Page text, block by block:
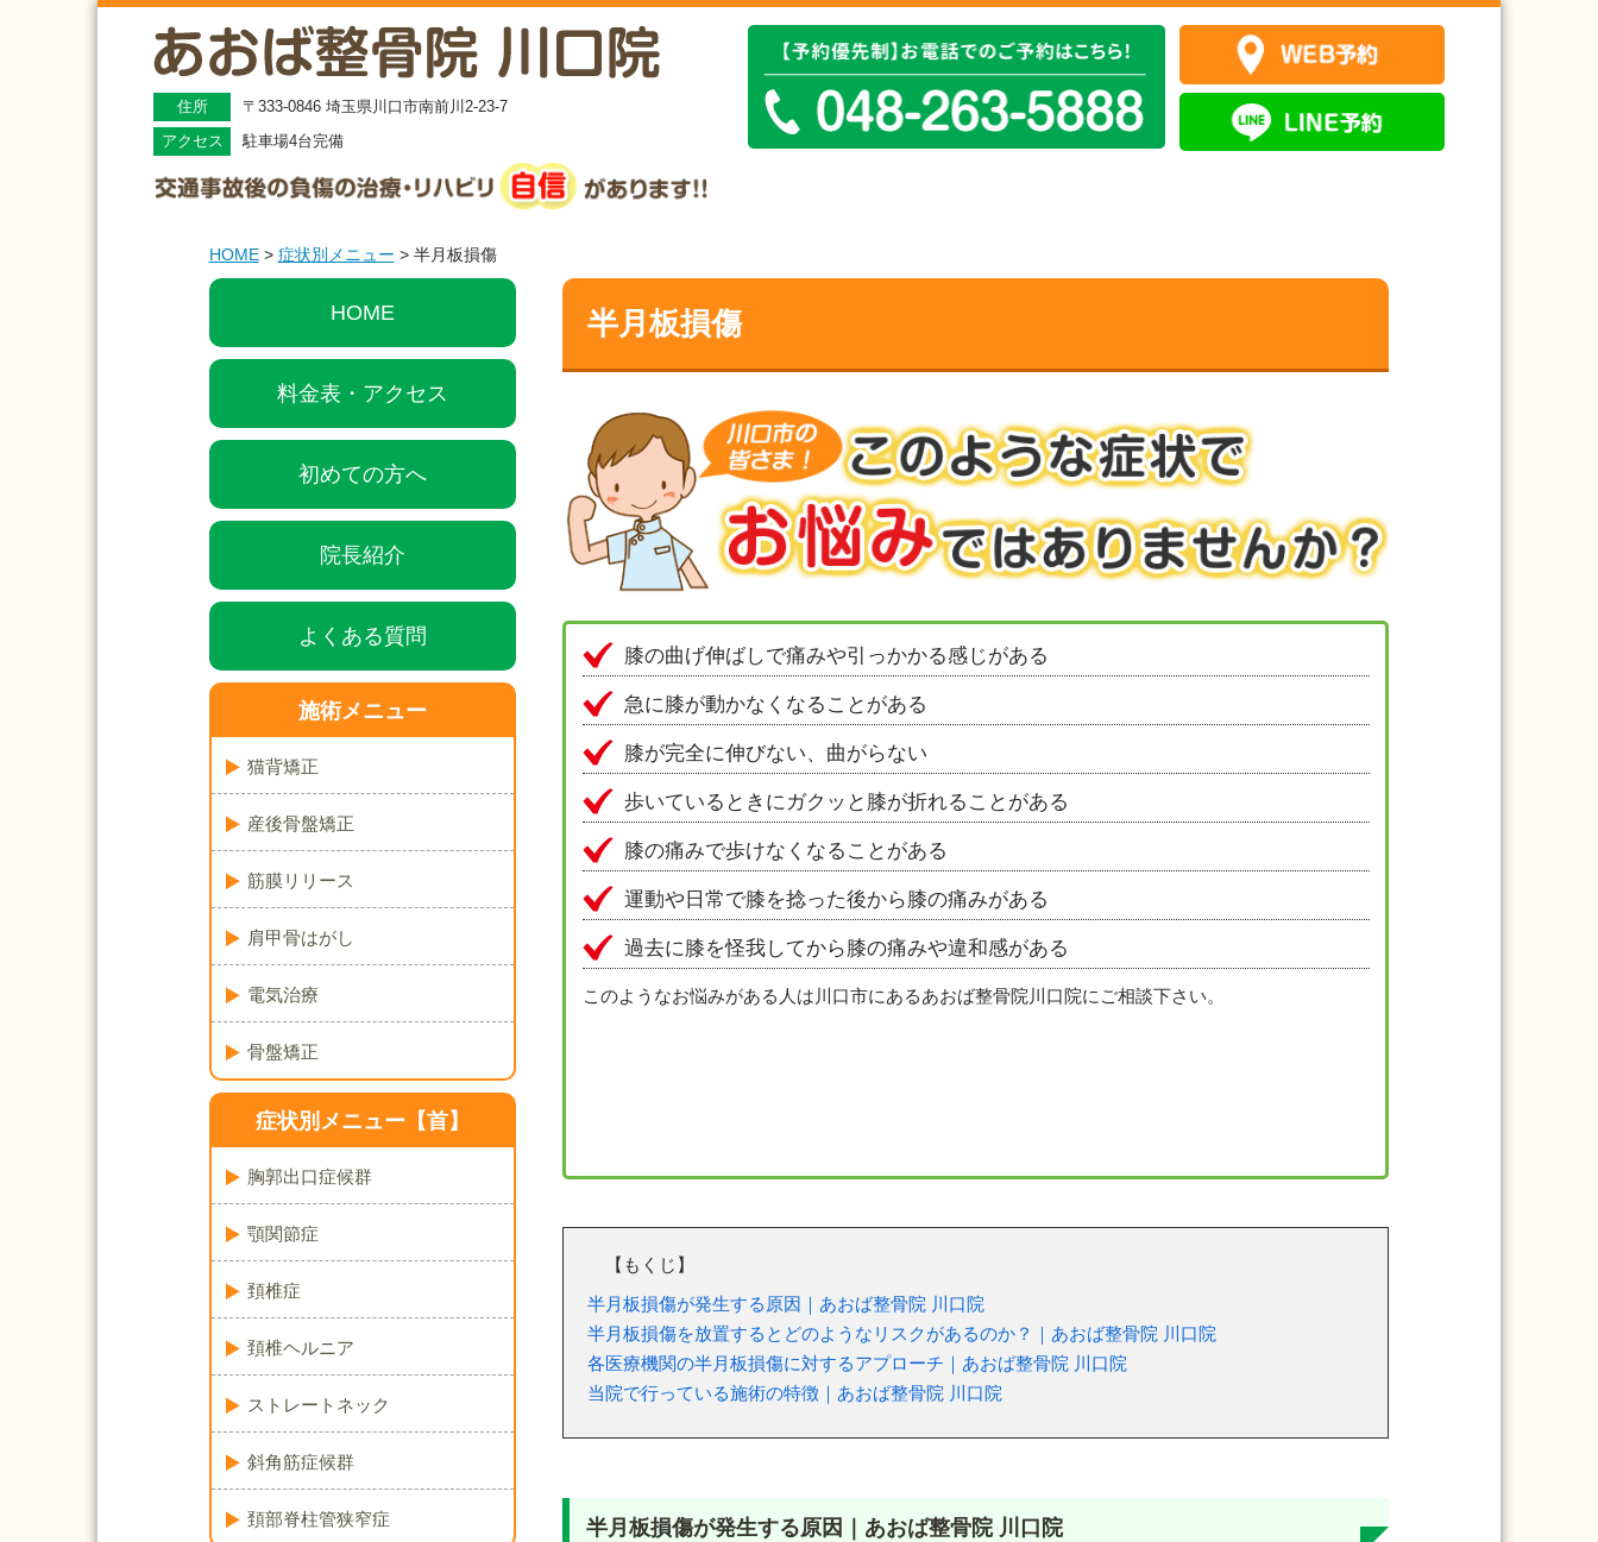
住所
〒333-0846 埼玉県川口市南前川2-23-7
アクセス
駐車場4台完備
HOME> 症状別メニュー > 半月板損傷
半月板損傷
膝の曲げ伸ばしで痛みや引っかかる感じがある
急に膝が動かなくなることがある
膝が完全に伸びない、曲がらない
歩いているときにガクッと膝が折れることがある
膝の痛みで歩けなくなることがある
運動や日常で膝を捻った後から膝の痛みがある
過去に膝を怪我してから膝の痛みや違和感がある
このようなお悩みがある人は川口市にあるあおば整骨院川口院にご相談下さい。
【もくじ】
半月板損傷が発生する原因｜あおば整骨院 川口院
半月板損傷を放置するとどのようなリスクがあるのか？｜あおば整骨院 川口院
各医療機関の半月板損傷に対するアプローチ｜あおば整骨院 川口院
当院で行っている施術の特徴｜あおば整骨院 川口院
半月板損傷が発生する原因｜あおば整骨院 川口院
HOME
料金表・アクセス
初めての方へ
院長紹介
よくある質問
施術メニュー
猫背矯正
産後骨盤矯正
筋膜リリース
肩甲骨はがし
電気治療
骨盤矯正
症状別メニュー【首】
胸郭出口症候群
顎関節症
頚椎症
頚椎ヘルニア
ストレートネック
斜角筋症候群
頚部脊柱管狭窄症